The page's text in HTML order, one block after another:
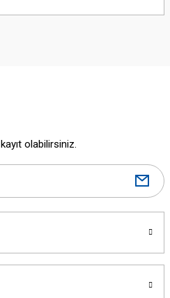
formunu kullanarak tarafımıza
olmalı.
olabilirsiniz.